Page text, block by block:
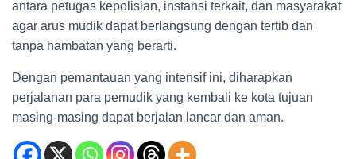
antara petugas kepolisian, instansi terkait, dan masyarakat
agar arus mudik dapat berlangsung dengan tertib dan
tanpa hambatan yang berarti.
Dengan pemantauan yang intensif ini, diharapkan
perjalanan para pemudik yang kembali ke kota tujuan
masing-masing dapat berjalan lancar dan aman.